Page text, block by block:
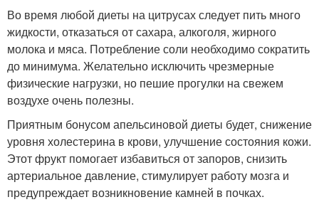
Во время любой диеты на цитрусах следует пить много
жидкости, отказаться от сахара, алкоголя, жирного
молока и мяса. Потребление соли необходимо сократить
до минимума. Желательно исключить чрезмерные
физические нагрузки, но пешие прогулки на свежем
воздухе очень полезны.
Приятным бонусом апельсиновой диеты будет, снижение
уровня холестерина в крови, улучшение состояния кожи.
Этот фрукт помогает избавиться от запоров, снизить
артериальное давление, стимулирует работу мозга и
предупреждает возникновение камней в почках.